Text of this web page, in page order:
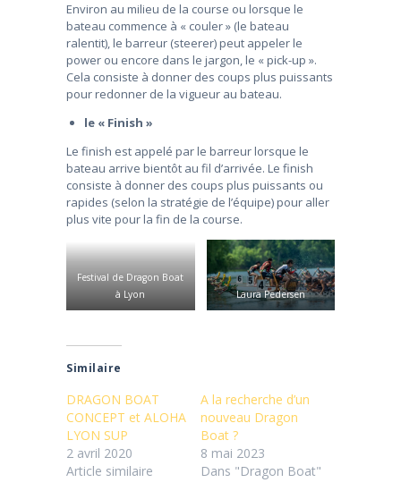
Environ au milieu de la course ou lorsque le
bateau commence à « couler » (le bateau
ralentit), le barreur (steerer) peut appeler le
power ou encore dans le jargon, le « pick-up ».
Cela consiste à donner des coups plus puissants
pour redonner de la vigueur au bateau.
le « Finish »
Le finish est appelé par le barreur lorsque le
bateau arrive bientôt au fil d’arrivée. Le finish
consiste à donner des coups plus puissants ou
rapides (selon la stratégie de l’équipe) pour aller
plus vite pour la fin de la course.
Festival de Dragon Boat
à Lyon
Laura Pedersen
Similaire
DRAGON BOAT
CONCEPT et ALOHA
LYON SUP
2 avril 2020
Article similaire
A la recherche d’un
nouveau Dragon
Boat ?
8 mai 2023
Dans "Dragon Boat"